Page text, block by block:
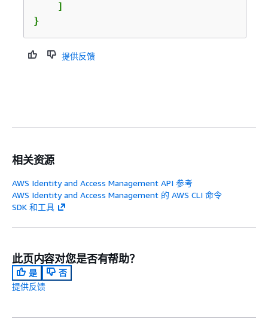
    ]
}
提供反馈
相关资源
AWS Identity and Access Management API 参考
AWS Identity and Access Management 的 AWS CLI 命令
SDK 和工具
此页内容对您是否有帮助？
是
否
提供反馈